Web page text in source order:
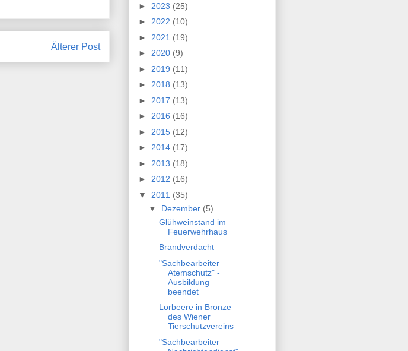
Älterer Post
► 2023 (25)
► 2022 (10)
► 2021 (19)
► 2020 (9)
► 2019 (11)
► 2018 (13)
► 2017 (13)
► 2016 (16)
► 2015 (12)
► 2014 (17)
► 2013 (18)
► 2012 (16)
▼ 2011 (35)
▼ Dezember (5)
Glühweinstand im
Feuerwehrhaus
Brandverdacht
"Sachbearbeiter
Atemschutz" -
Ausbildung
beendet
Lorbeere in Bronze
des Wiener
Tierschutzvereins
"Sachbearbeiter